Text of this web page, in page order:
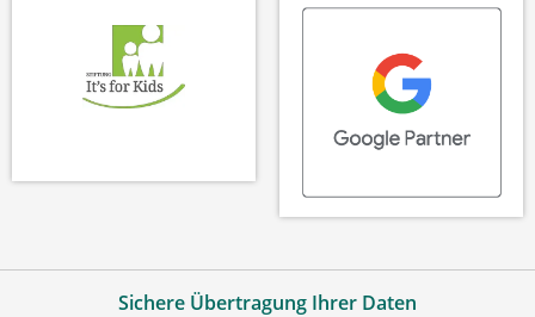
Sichere Übertragung Ihrer Daten